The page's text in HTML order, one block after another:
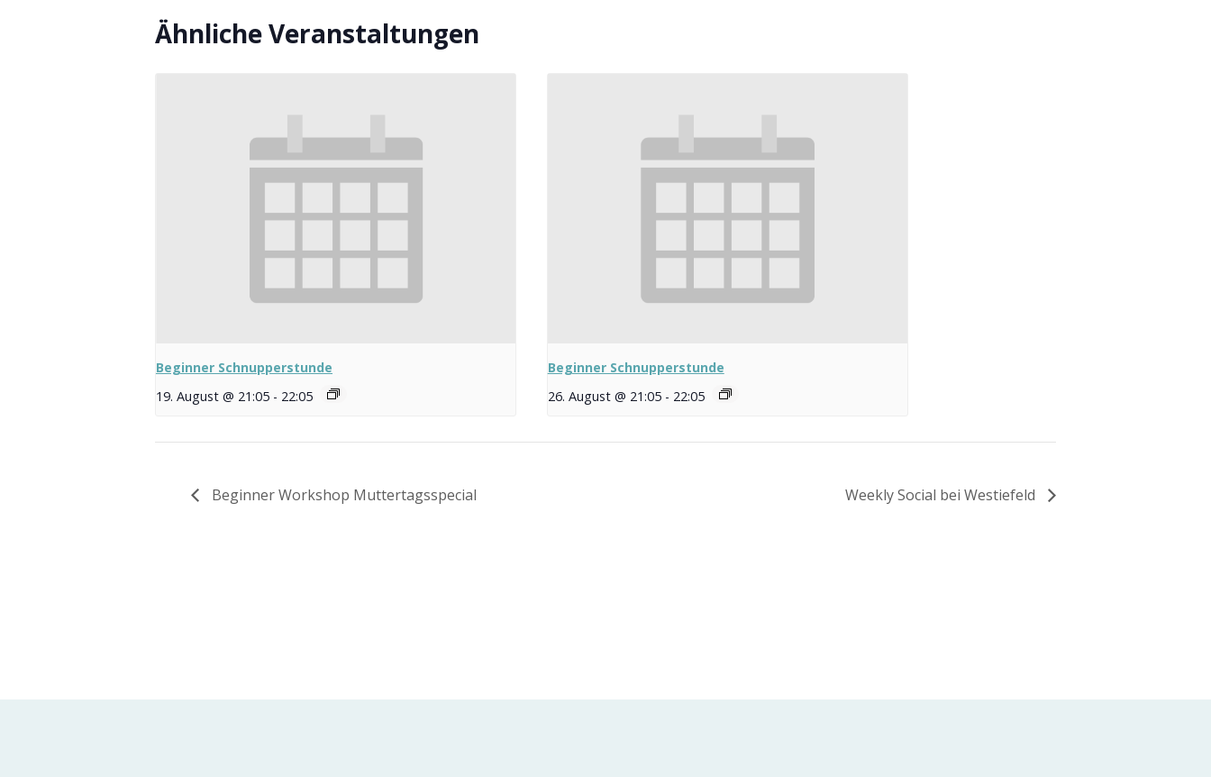
Ähnliche Veranstaltungen
Beginner Schnupperstunde
19. August @ 21:05 - 22:05
Beginner Schnupperstunde
26. August @ 21:05 - 22:05
Beginner Workshop Muttertagsspecial Weekly Social bei Westiefeld